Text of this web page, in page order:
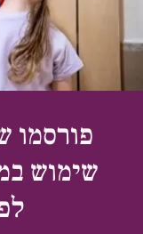
פורסמו
שימוש